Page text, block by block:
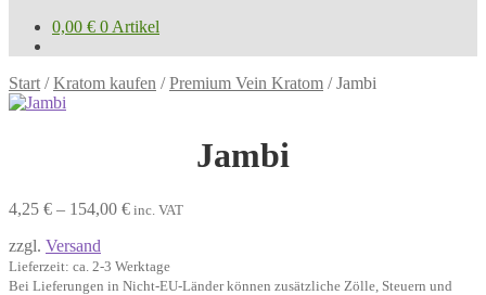
0,00 € 0 Artikel
Start /Kratom kaufen /Premium Vein Kratom /Jambi
Jambi
4,25 € – 154,00 €Preisspanne:
154,00 €
inc. VAT
zzgl. Versand
Lieferzeit: ca. 2-3 Werktage
Bei Lieferungen in Nicht-EU-Länder können zusätzliche Zölle, Steuern und